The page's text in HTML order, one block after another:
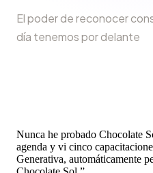
El poder de reconocer
día tenemos por delante
Nunca he probado Chocolate
agenda y vi cinco
Generativa, automáticamente